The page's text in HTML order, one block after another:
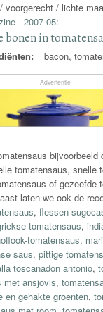
voorgerecht / lichte
- 2007-05:
bonen in
bacon,
Advertentie
tomatensaus, snelle
of gezeefde
laten we ook de
,flessen
tomatensaus,
tomatensaus,
saus,pittige
toscanadon antonio,
met ansjovis,
en gehakte groenten,